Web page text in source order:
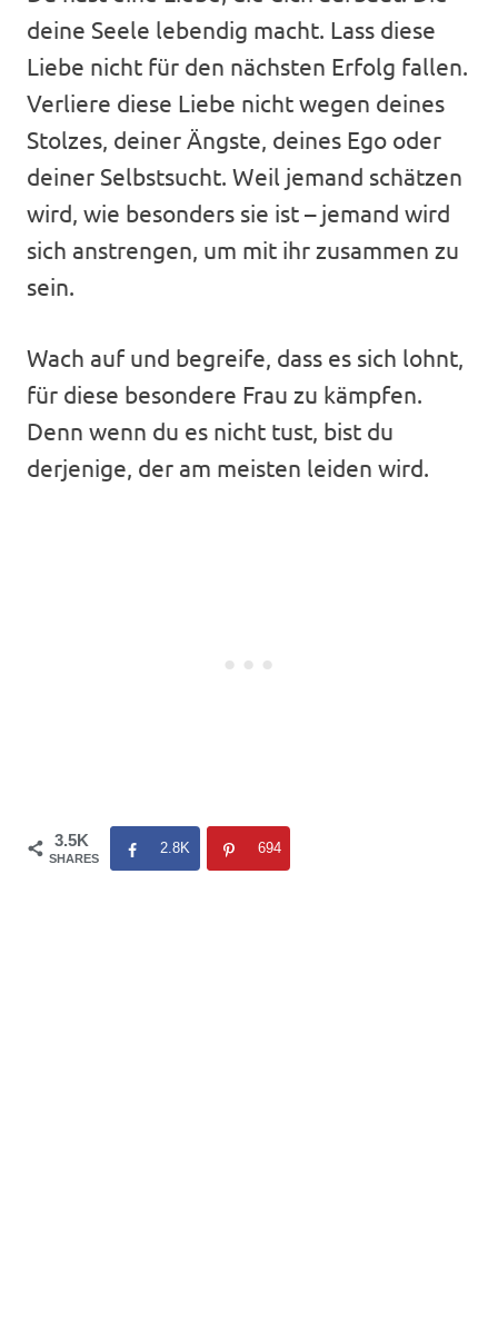
deine Seele lebendig macht. Lass diese
Liebe nicht für den nächsten Erfolg fallen.
Verliere diese Liebe nicht wegen deines
Stolzes, deiner Ängste, deines Ego oder
deiner Selbstsucht. Weil jemand schätzen
wird, wie besonders sie ist – jemand wird
sich anstrengen, um mit ihr zusammen zu
sein.
Wach auf und begreife, dass es sich lohnt,
für diese besondere Frau zu kämpfen.
Denn wenn du es nicht tust, bist du
derjenige, der am meisten leiden wird.
3.5K
SHARES
2.8K 694